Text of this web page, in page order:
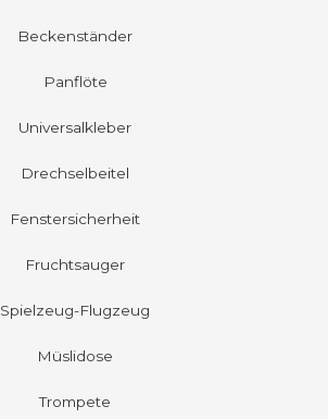
Beckenständer
Panflöte
Universalkleber
Drechselbeitel
Fenstersicherheit
Fruchtsauger
Spielzeug-Flugzeug
Müslidose
Trompete